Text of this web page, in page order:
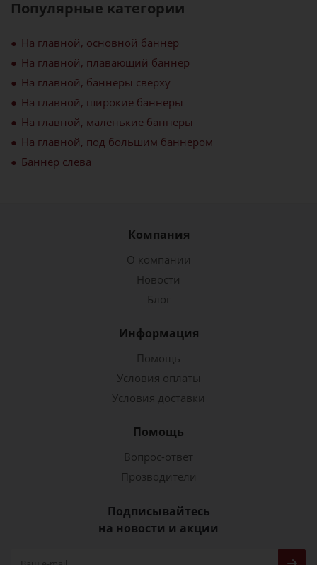
Популярные категории
На главной, основной баннер
На главной, плавающий баннер
На главной, баннеры сверху
На главной, широкие баннеры
На главной, маленькие баннеры
На главной, под большим баннером
Баннер слева
Компания
О компании
Новости
Блог
Информация
Помощь
Условия оплаты
Условия доставки
Помощь
Вопрос-ответ
Прозводители
Подписывайтесь
на новости и акции